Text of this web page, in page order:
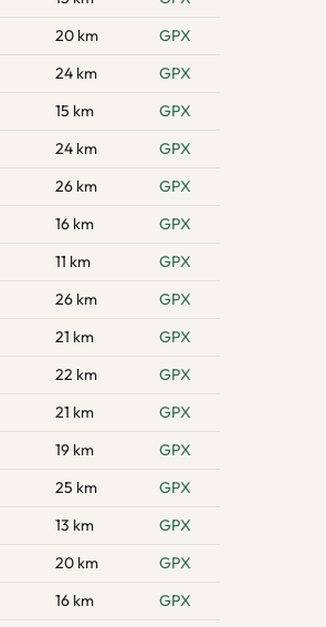
20 km
GPX
24 km
GPX
15 km
GPX
24 km
GPX
26 km
GPX
16 km
GPX
11 km
GPX
26 km
GPX
21 km
GPX
22 km
GPX
21 km
GPX
19 km
GPX
25 km
GPX
13 km
GPX
20 km
GPX
16 km
GPX